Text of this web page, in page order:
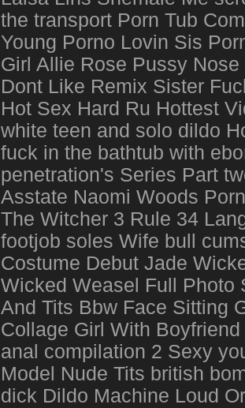
the transport Porn Tub
Young Porno Lovin Sis
Girl Allie Rose Pussy
Dont Like Remix Sister
Hot Sex Hard Ru Hottest
white teen and solo dildo
fuck in the bathtub with
penetration's Series Part
Asstate Naomi Woods
The Witcher 3 Rule 34
footjob soles Wife bull
Costume Debut Jade
Wicked Weasel Full Photo
And Tits Bbw Face Sitting
Collage Girl With
anal compilation 2 Sexy
Model Nude Tits british
dick Dildo Machine Loud